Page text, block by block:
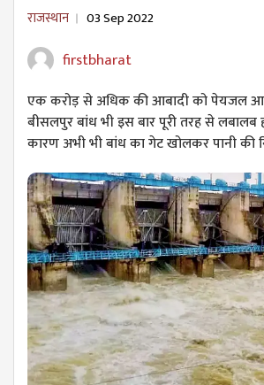
राजस्थान 03 Sep 2022
firstbharat
एक करोड़ से अधिक की आबादी को पेयजल
बीसलपुर बांध भी इस बार पूरी तरह से
कारण अभी भी बांध का गेट खोलकर पानी की